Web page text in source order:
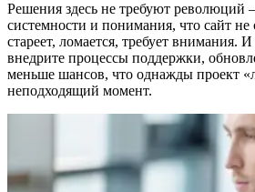
Решения здесь не требуют
системности и понимания, что сайт
стареет, ломается, требует внимания.
внедрите процессы поддержки,
меньше шансов, что однажды проект
неподходящий момент.